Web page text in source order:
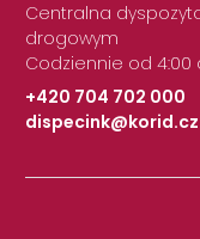
Centralna
drogowym
Codziennie od 4:00
+420 704 702 000
|
dispecink@korid.cz